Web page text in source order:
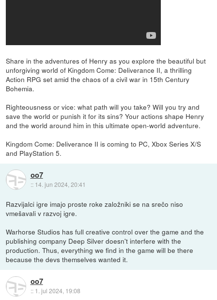
Share in the adventures of Henry as you explore the beautiful but
unforgiving world of Kingdom Come: Deliverance II, a thrilling
Action RPG set amid the chaos of a civil war in 15th Century
Bohemia.
Righteousness or vice: what path will you take? Will you try and
save the world or punish it for its sins? Your actions shape Henry
and the world around him in this ultimate open-world adventure.
Kingdom Come: Deliverance II is coming to PC, Xbox Series X/S
and PlayStation 5.
oo7
:: 14. jun 2024, 20:41
Razvijalci igre imajo proste roke založniki se na srečo niso
vmešavali v razvoj igre.
Warhorse Studios has full creative control over the game and the
publishing company Deep Silver doesn't interfere with the
production. Thus, everything we find in the game will be there
because the devs themselves wanted it.
oo7
:: 1. jul 2024, 19:08